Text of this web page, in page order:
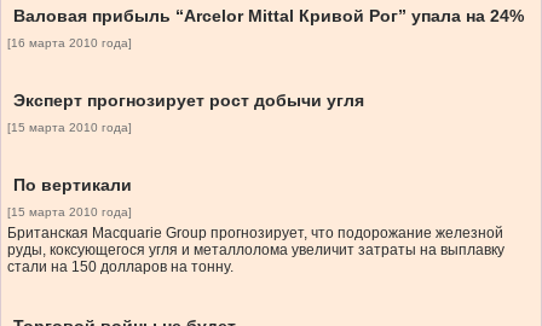
Валовая прибыль “Arcelor Mittal Кривой Рог” упала на 24%
[16 марта 2010 года]
Эксперт прогнозирует рост добычи угля
[15 марта 2010 года]
По вертикали
[15 марта 2010 года]
Британская Macquarie Group прогнозирует, что подорожание железной
руды, коксующегося угля и металлолома увеличит затраты на выплавку
стали на 150 долларов на тонну.